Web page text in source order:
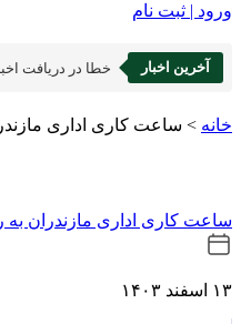
ورود | ثبت نام
آخرین اخبار خطا در دریافت
خانه > ساعت کاری اداری
ساعت کاری اداری مازندران
۱۳ اسفند ۱۴۰۳